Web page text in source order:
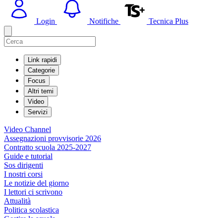
Login Notifiche Tecnica Plus
Link rapidi
Categorie
Focus
Altri temi
Video
Servizi
Video Channel
Assegnazioni provvisorie 2026
Contratto scuola 2025-2027
Guide e tutorial
Sos dirigenti
I nostri corsi
Le notizie del giorno
I lettori ci scrivono
Attualità
Politica scolastica